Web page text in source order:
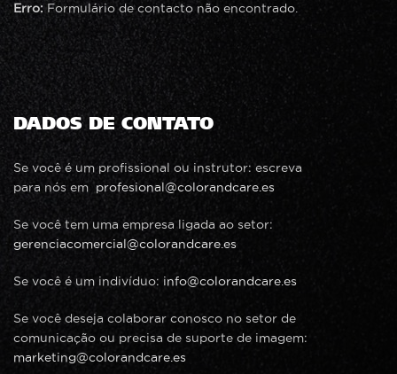
Erro: Formulário de contacto não encontrado.
DADOS DE CONTATO
Se você é um profissional ou instrutor: escreva
para nós emprofesional@colorandcare.es
Se você tem uma empresa ligada ao setor:
gerenciacomercial@colorandcare.es
Se você é um indivíduo: info@colorandcare.es
Se você deseja colaborar conosco no setor de
comunicação ou precisa de suporte de imagem:
marketing@colorandcare.es